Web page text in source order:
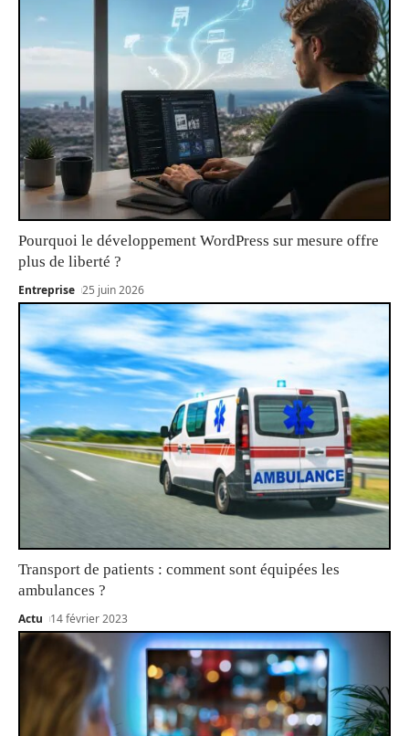
Pourquoi le développement WordPress sur mesure offre
plus de liberté ?
Entreprise 25 juin 2026
Transport de patients : comment sont équipées les
ambulances ?
Actu 14 février 2023